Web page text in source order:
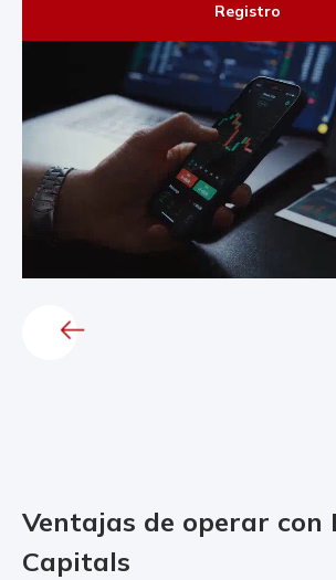
Registro
Ventajas de operar con
Capitals